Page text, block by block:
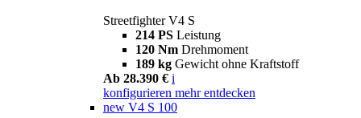
Streetfighter V4 S
214 PS Leistung
120 Nm Drehmoment
189 kg Gewicht ohne Kraftstoff
Ab 28.390 € i
konfigurieren mehr entdecken
new V4 S 100